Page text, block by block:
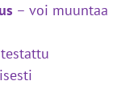
– voi muuntaa